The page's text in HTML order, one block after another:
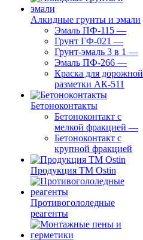
Алкидные грунты и эмали
Эмаль ПФ-115 —
Грунт ГФ-021 —
Грунт-эмаль 3 в 1 —
Эмаль ПФ-266 —
Краска для дорожной
разметки АК-511
Бетоноконтакты
Бетоноконтакт с
мелкой фракцией —
Бетоноконтакт с
крупной фракцией
Продукция ТМ Ostin
Противогололедные
реагенты